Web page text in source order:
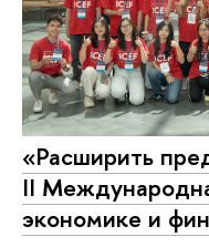
«Расширить
II
экономике и